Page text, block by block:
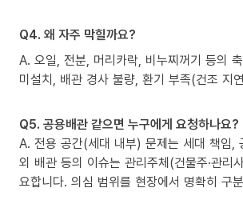
Q4. 왜 자주 막힐까요?
A. 오일, 전분, 머리카락, 비누찌꺼기 등의
미설치, 배관 경사 불량, 환기 부족(건조 지
Q5. 공용배관 같으면 누구에게 요청하나요?
A. 전용 공간(세대 내부) 문제는 세대 책임,
외 배관 등의 이슈는 관리주체(건물주·관리
요합니다. 의심 범위를 현장에서 명확히 구